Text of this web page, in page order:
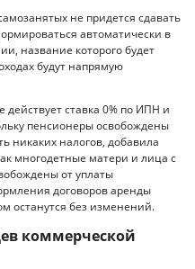
не придется сдавать
автоматически в
название которого будет
будут напрямую
ставка 0% по ИПН и
пенсионеры освобождены
никаких налогов, добавила
многодетные матери и лица с
от уплаты
договоров аренды
останутся без изменений.
коммерческой